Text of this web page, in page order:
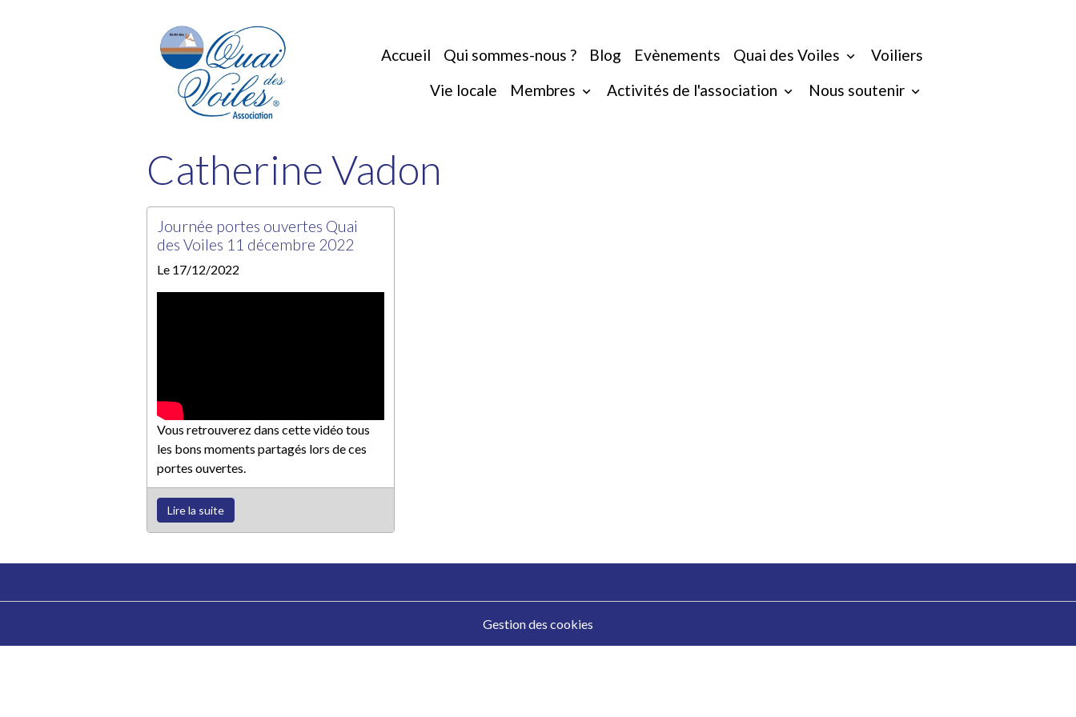
Accueil Qui sommes-nous ? Blog Evènements Quai des Voiles
Voiliers
Vie locale
Membres Activités de l'association Nous soutenir
Catherine Vadon
Journée portes ouvertes Quai
des Voiles 11 décembre 2022
Le 17/12/2022
Vous retrouverez dans cette vidéo tous
les bons moments partagés lors de ces
portes ouvertes.
Lire la suite
Gestion des cookies